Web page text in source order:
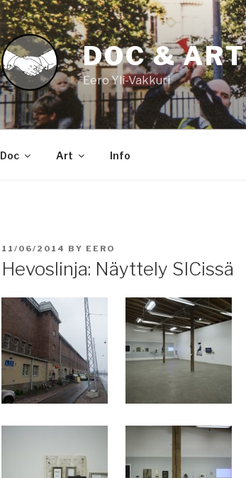
DOC & ART
Eero Yli-Vakkuri
Doc Art Info
POSTED
11/06/2014 BY EERO
Hevoslinja: Näyttely SICissä